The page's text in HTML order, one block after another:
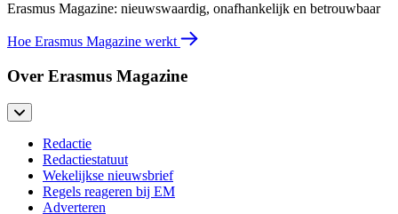
Erasmus Magazine: nieuwswaardig, onafhankelijk en betrouwbaar
Hoe Erasmus Magazine werkt
Over Erasmus Magazine
Redactie
Redactiestatuut
Wekelijkse nieuwsbrief
Regels reageren bij EM
Adverteren